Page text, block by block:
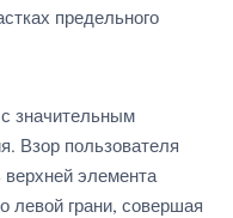
предельного
значительным
Взор пользователя
верхней элемента
левой грани, совершая